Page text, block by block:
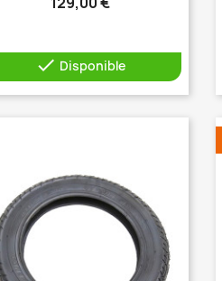
 Disponible